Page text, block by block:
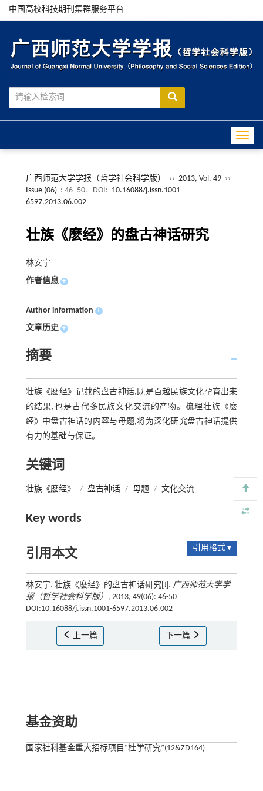
中国高校科技期刊集群服务平台
广西师范大学学报（哲学社会科学版） ›› 2013, Vol. 49 ››
Issue (06) : 46 -50. DOI: 10.16088/j.issn.1001-
6597.2013.06.002
壮族《麽经》的盘古神话研究
林安宁
作者信息 +
Author information +
文章历史 +
摘要
壮族《麽经》记载的盘古神话,既是百越民族文化孕育出来
的结果,也是古代多民族文化交流的产物。梳理壮族《麽
经》中盘古神话的内容与母题,将为深化研究盘古神话提供
有力的基础与保证。
关键词
壮族《麽经》 / 盘古神话 / 母题 / 文化交流
Key words
引用本文 引用格式 ▾
林安宁. 壮族《麽经》的盘古神话研究[J]. 广西师范大学学
报（哲学社会科学版） , 2013, 49(06): 46-50
DOI:10.16088/j.issn.1001-6597.2013.06.002
上一篇 下一篇
基金资助
国家社科基金重大招标项目“桂学研究”(12&ZD164)